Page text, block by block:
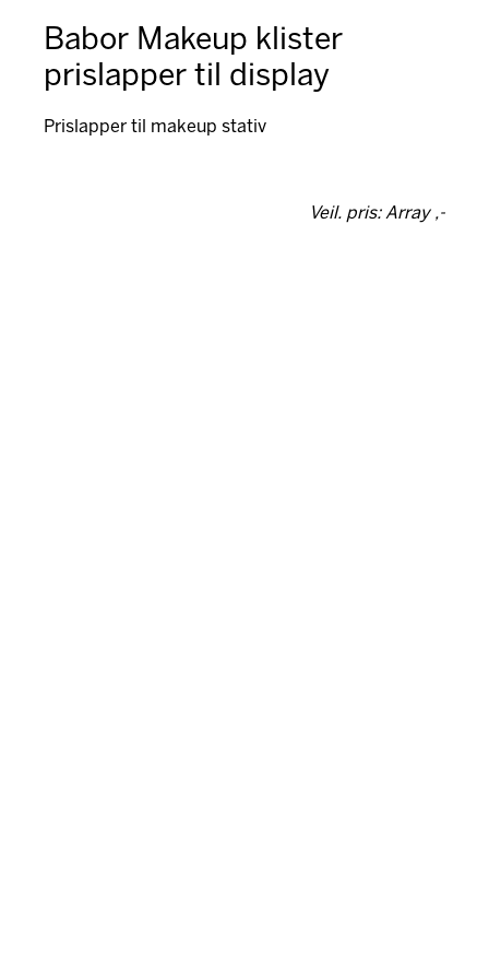
Babor Makeup klister
prislapper til display
Prislapper til makeup stativ
Veil. pris: Array ,-